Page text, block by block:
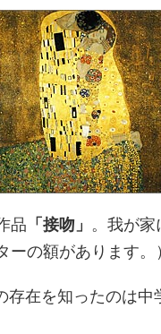
品 「接吻」 。我が家
ーの額があります。
存在を知ったのは中